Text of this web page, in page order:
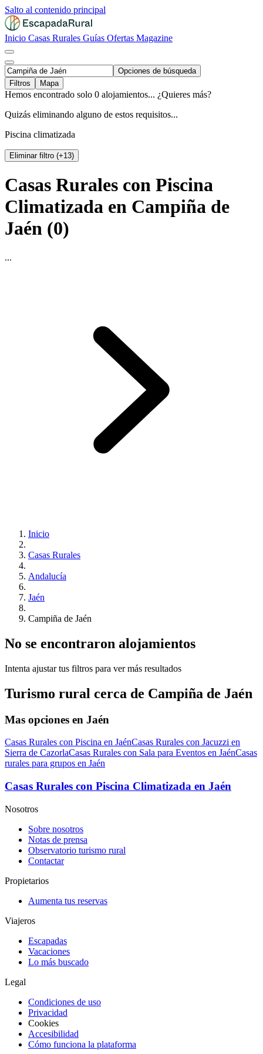
Salto al contenido principal
Inicio Casas Rurales Guías Ofertas Magazine
Opciones de búsqueda
Filtros
Mapa
Hemos encontrado solo 0 alojamientos... ¿Quieres más?
Quizás eliminando alguno de estos requisitos...
Piscina climatizada
Eliminar filtro (+13)
Casas Rurales con Piscina
Climatizada en Campiña de
Jaén (0)
...
Inicio
Casas Rurales
Andalucía
Jaén
Campiña de Jaén
No se encontraron alojamientos
Intenta ajustar tus filtros para ver más resultados
Turismo rural cerca de Campiña de Jaén
Mas opciones en Jaén
Casas Rurales con Piscina en JaénCasas Rurales con Jacuzzi en
Sierra de CazorlaCasas Rurales con Sala para Eventos en JaénCasas
rurales para grupos en Jaén
Casas Rurales con Piscina Climatizada en Jaén
Nosotros
Sobre nosotros
Notas de prensa
Observatorio turismo rural
Contactar
Propietarios
Aumenta tus reservas
Viajeros
Escapadas
Vacaciones
Lo más buscado
Legal
Condiciones de uso
Privacidad
Cookies
Accesibilidad
Cómo funciona la plataforma